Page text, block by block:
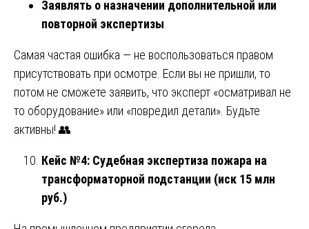
Заявлять о назначении дополнительной или
повторной экспертизы
Самая частая ошибка — не воспользоваться правом
присутствовать при осмотре. Если вы не пришли, то
потом не сможете заявить, что эксперт «осматривал не
то оборудование» или «повредил детали». Будьте
активны! 👥
Кейс №4: Судебная экспертиза пожара на
трансформаторной подстанции (иск 15 млн
руб.)